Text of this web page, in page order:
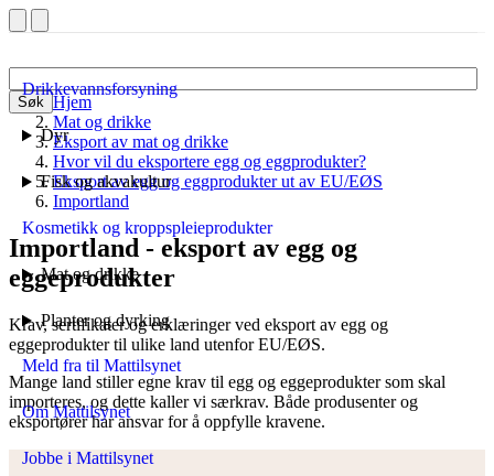
Søk
Drikkevannsforsyning
Dyr
Fisk og akvakultur
Kosmetikk og kroppspleieprodukter
Mat og drikke
Planter og dyrking
Meld fra til Mattilsynet
Om Mattilsynet
Jobbe i Mattilsynet
Hjem
Mat og drikke
Eksport av mat og drikke
Hvor vil du eksportere egg og eggprodukter?
Eksport av egg og eggprodukter ut av EU/EØS
Importland
Importland - eksport av egg og
eggeprodukter
Krav, sertifikater og erklæringer ved eksport av egg og
eggeprodukter til ulike land utenfor EU/EØS.
Mange land stiller egne krav til egg og eggeprodukter som skal
importeres, og dette kaller vi særkrav. Både produsenter og
eksportører har ansvar for å oppfylle kravene.